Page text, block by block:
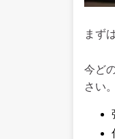
まず
今ど
さい